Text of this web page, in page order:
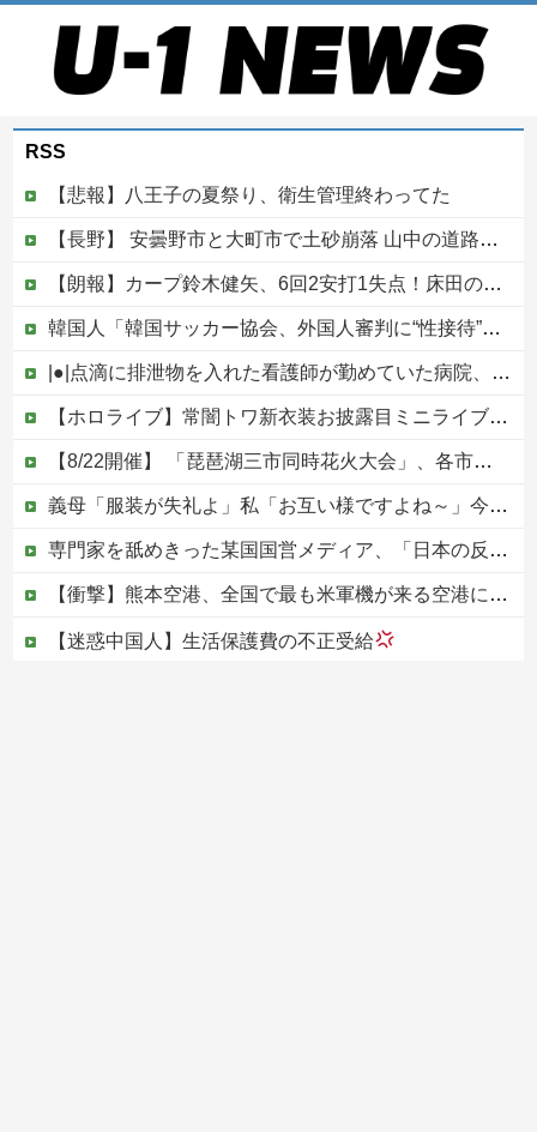
RSS
【悲報】八王子の夏祭り、衛生管理終わってた
【長野】 安曇野市と大町市で土砂崩落 山中の道路が寸断 宿泊客や登山客など計400人近くが孤立か 土石流で橋が流されたとの情報も
【朗報】カープ鈴木健矢、6回2安打1失点！床田の代役先発で快投し鯉党に絶賛される！
韓国人「韓国サッカー協会、外国人審判に“性接待”報道・・・」→「2002年の審判買収が事実だったのか？」「日本人が言ってたこと正しかったね・・・...
|●|点滴に排泄物を入れた看護師が勤めていた病院、新病棟を建てたばかりなのに近隣住民の総スカンを食らった結果……
【ホロライブ】常闇トワ新衣装お披露目ミニライブ！お笑い芸人みたいなリアクションをするトワ様他
【8/22開催】 「琵琶湖三市同時花火大会」、各市公式「そんな花火大会は存在しない」→ 高価チケットを購入した人達がSNS阿鼻叫喚
義母「服装が失礼よ」私「お互い様ですよね～」今までイビられ続けてきた私が義姉の披露宴で大暴れｗｗ義親族に「ひっぱたきますよ」と釘を刺したったｗｗｗ
専門家を舐めきった某国国営メディア、「日本の反撃能力が地域を不安定化させている」というストーリーで番組制作を進めようとするも……
【衝撃】熊本空港、全国で最も米軍機が来る空港になっていた
【迷惑中国人】生活保護費の不正受給